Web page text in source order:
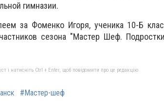
гимназии.
за Фоменко Игоря, ученика 10-Б
сезона "Мастер Шеф.
і натисніть Ctrl + Enter, щоб повідомити про це редакцію
#Мастер-шеф